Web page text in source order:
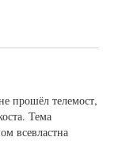
прошёл телемост,
Тема
всевластна